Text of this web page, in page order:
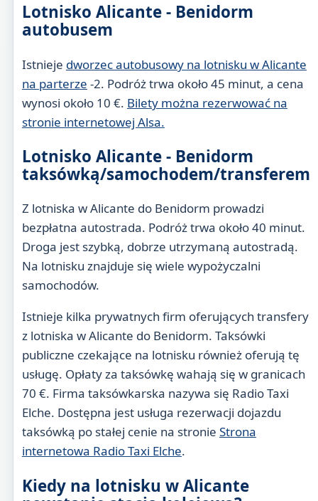
Lotnisko Alicante - Benidorm
autobusem
Istnieje dworzec autobusowy na lotnisku w Alicante
na parterze -2. Podróż trwa około 45 minut, a cena
wynosi około 10 €. Bilety można rezerwować na
stronie internetowej Alsa.
Lotnisko Alicante - Benidorm
taksówką/samochodem/transferem
Z lotniska w Alicante do Benidorm prowadzi
bezpłatna autostrada. Podróż trwa około 40 minut.
Droga jest szybką, dobrze utrzymaną autostradą.
Na lotnisku znajduje się wiele wypożyczalni
samochodów.
Istnieje kilka prywatnych firm oferujących transfery
z lotniska w Alicante do Benidorm. Taksówki
publiczne czekające na lotnisku również oferują tę
usługę. Opłaty za taksówkę wahają się w granicach
70 €. Firma taksówkarska nazywa się Radio Taxi
Elche. Dostępna jest usługa rezerwacji dojazdu
taksówką po stałej cenie na stronie Strona
internetowa Radio Taxi Elche.
Kiedy na lotnisku w Alicante